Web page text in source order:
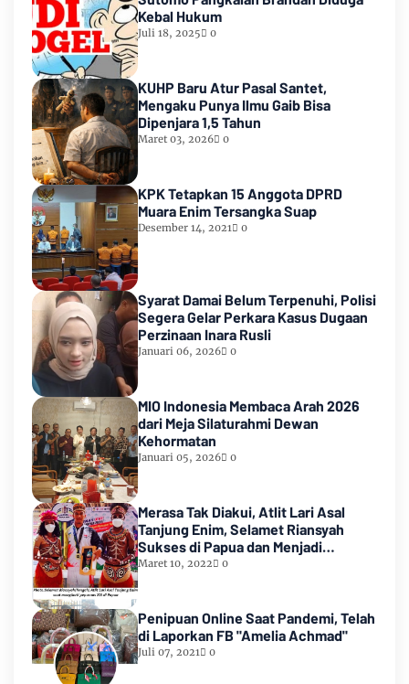
Kebal Hukum
Juli 18, 2025 0
KUHP Baru Atur Pasal Santet,
Mengaku Punya Ilmu Gaib Bisa
Dipenjara 1,5 Tahun
Maret 03, 2026 0
KPK Tetapkan 15 Anggota DPRD
Muara Enim Tersangka Suap
Desember 14, 2021 0
Syarat Damai Belum Terpenuhi, Polisi
Segera Gelar Perkara Kasus Dugaan
Perzinaan Inara Rusli
Januari 06, 2026 0
MIO Indonesia Membaca Arah 2026
dari Meja Silaturahmi Dewan
Kehormatan
Januari 05, 2026 0
Merasa Tak Diakui, Atlit Lari Asal
Tanjung Enim, Selamet Riansyah
Sukses di Papua dan Menjadi
Miliarder
Maret 10, 2022 0
Penipuan Online Saat Pandemi, Telah
di Laporkan FB "Amelia Achmad"
Juli 07, 2021 0